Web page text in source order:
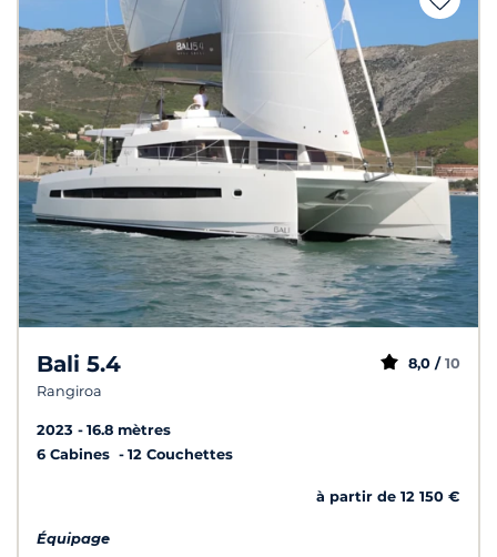
Bali 5.4
Rangiroa
8,0 / 10
2023
16.8 mètres
6 Cabines
12 Couchettes
à partir de 12 150 €
Équipage